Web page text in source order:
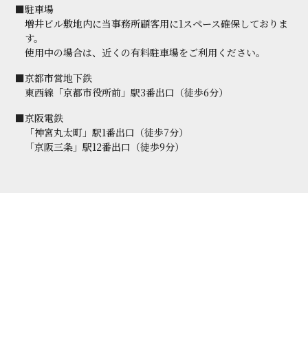
■駐車場
増井ビル敷地内に当事務所顧客用に1スペース確保しておりま
す。
使用中の場合は、近くの有料駐車場をご利用ください。
■京都市営地下鉄
東西線「京都市役所前」駅3番出口（徒歩6分）
■京阪電鉄
「神宮丸太町」駅1番出口（徒歩7分）
「京阪三条」駅12番出口（徒歩9分）